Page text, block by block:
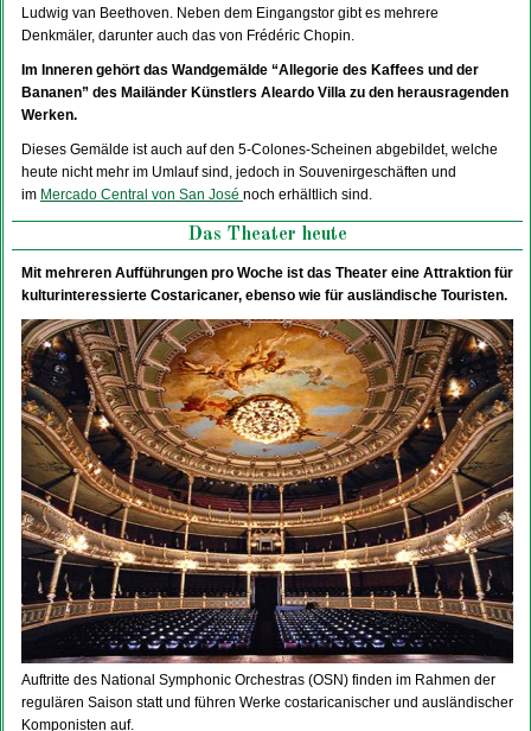
Ludwig van Beethoven. Neben dem Eingangstor gibt es mehrere
Denkmäler, darunter auch das von Frédéric Chopin.
Im Inneren gehört das Wandgemälde “Allegorie des Kaffees und der
Bananen” des Mailänder Künstlers Aleardo Villa zu den herausragenden
Werken.
Dieses Gemälde ist auch auf den 5-Colones-Scheinen abgebildet, welche
heute nicht mehr im Umlauf sind, jedoch in Souvenirgeschäften und
im Mercado Central von San José noch erhältlich sind.
Das Theater heute
Mit mehreren Aufführungen pro Woche ist das Theater eine Attraktion für
kulturinteressierte Costaricaner, ebenso wie für ausländische Touristen.
Auftritte des National Symphonic Orchestras (OSN) finden im Rahmen der
regulären Saison statt und führen Werke costaricanischer und ausländischer
Komponisten auf.